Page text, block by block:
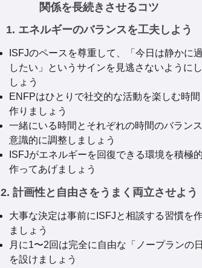
関係を長続きさせるコツ
1. エネルギーのバランスを工夫しよう
ISFJのペースを尊重して、「今日は静かに
したい」というサインを見逃さないように
しょう
ENFPはひとりで社交的な活動を楽しむ時間
作りましょう
一緒にいる時間とそれぞれの時間のバラン
意識的に調整しましょう
ISFJがエネルギーを回復できる環境を積極
作ってあげましょう
2. 計画性と自由さをうまく両立させよう
大事な決定は事前にISFJと相談する習慣を
ましょう
月に1〜2回は完全に自由な「ノープランの日
を設けましょう